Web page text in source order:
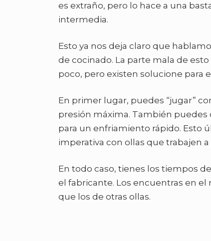
es extraño, pero lo hace a una
intermedia.
Esto ya nos deja claro que
de cocinado. La parte mala de esto
poco, pero existen solucione para
En primer lugar, puedes “jugar”
presión máxima. También
para un enfriamiento rápido. Esto
imperativa con ollas que trabajen
En todo caso, tienes los tiempos
el fabricante. Los encuentras en
que los de otras ollas.